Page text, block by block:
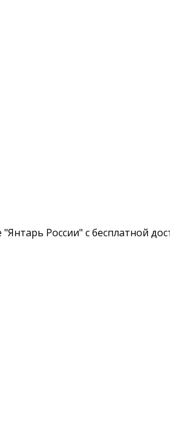
России" с бесплатной